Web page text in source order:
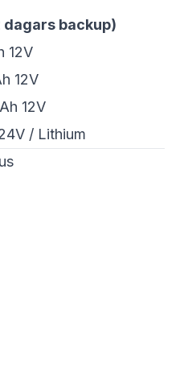
dagars backup)
12V
12V
12V
/ Lithium